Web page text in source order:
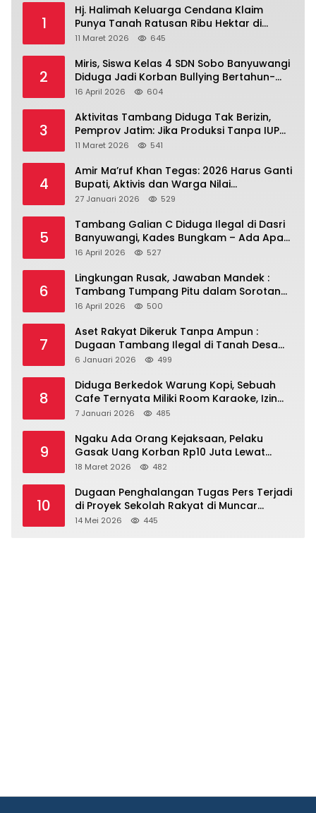
1
Hj. Halimah Keluarga Cendana Klaim
Punya Tanah Ratusan Ribu Hektar di
Banyuwangi.
11 Maret 2026 645
2
Miris, Siswa Kelas 4 SDN Sobo Banyuwangi
Diduga Jadi Korban Bullying Bertahun-
tahun, Terjadi di Depan Masjid Perumahan
16 April 2026 604
3
Aktivitas Tambang Diduga Tak Berizin,
Pemprov Jatim: Jika Produksi Tanpa IUP
Itu Pelanggaran Hukum
11 Maret 2026 541
4
Amir Ma’ruf Khan Tegas: 2026 Harus Ganti
Bupati, Aktivis dan Warga Nilai
Kepemimpinan Saat Ini Gagal Jawab
27 Januari 2026 529
5
Tambang Galian C Diduga Ilegal di Dasri
Banyuwangi, Kades Bungkam – Ada Apa
Ya?
16 April 2026 527
6
Lingkungan Rusak, Jawaban Mandek :
Tambang Tumpang Pitu dalam Sorotan
Tajam
16 April 2026 500
7
Aset Rakyat Dikeruk Tanpa Ampun :
Dugaan Tambang Ilegal di Tanah Desa
Dasri Menguat
6 Januari 2026 499
8
Diduga Berkedok Warung Kopi, Sebuah
Cafe Ternyata Miliki Room Karaoke, Izin
Dipertanyakan!!!.
7 Januari 2026 485
9
Ngaku Ada Orang Kejaksaan, Pelaku
Gasak Uang Korban Rp10 Juta Lewat
Modus Tender Mobil
18 Maret 2026 482
10
Dugaan Penghalangan Tugas Pers Terjadi
di Proyek Sekolah Rakyat di Muncar
Banyuwangi
14 Mei 2026 445